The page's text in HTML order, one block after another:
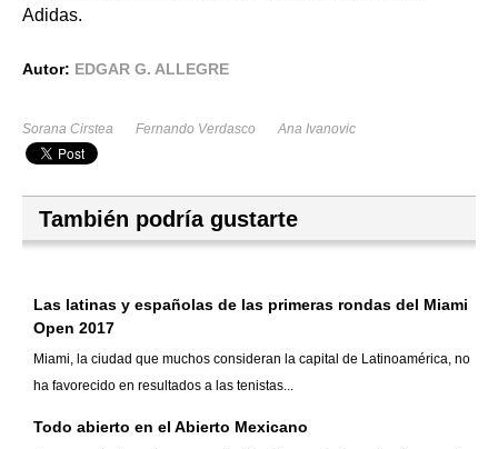
Adidas.
Autor: EDGAR G. ALLEGRE
Sorana Cirstea Fernando Verdasco Ana Ivanovic
También podría gustarte
Las latinas y españolas de las primeras rondas del Miami
Open 2017
Miami, la ciudad que muchos consideran la capital de Latinoamérica, no
ha favorecido en resultados a las tenistas...
Todo abierto en el Abierto Mexicano